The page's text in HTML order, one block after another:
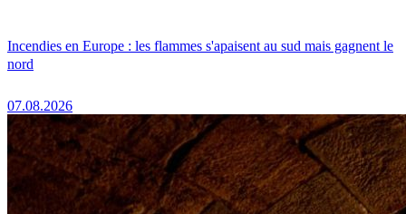
Incendies en Europe : les flammes s'apaisent au sud mais gagnent le
nord
07.08.2026